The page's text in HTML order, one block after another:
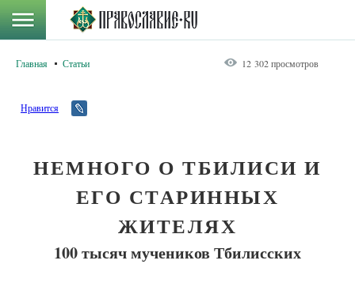
Главная Статьи 12 302 просмотров
Нравится
НЕМНОГО О ТБИЛИСИ И
ЕГО СТАРИННЫХ
ЖИТЕЛЯХ
100 тысяч мучеников Тбилисских